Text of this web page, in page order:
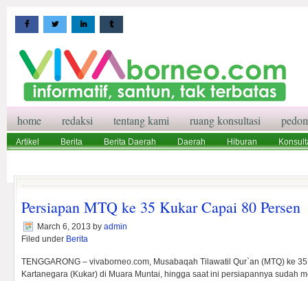
home redaksi tentang kami ruang konsultasi
Artikel Berita Berita Daerah Daerah Hiburan
Persiapan MTQ ke 35 Kukar Capai 80 Persen
March 6, 2013 by admin
Filed under Berita
TENGGARONG – vivaborneo.com, Musabaqah Tilawatil Qur`an (MTQ) ke
Kartanegara (Kukar) di Muara Muntai, hingga saat ini persiapannya sudah